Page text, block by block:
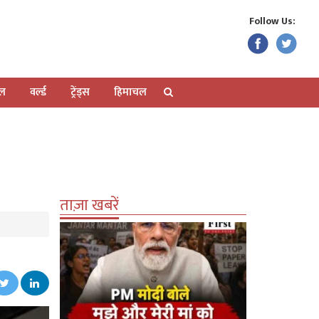
Follow Us:
वर्ल्ड ट्रेंड्स हिमाचल
ताज़ा खबरें